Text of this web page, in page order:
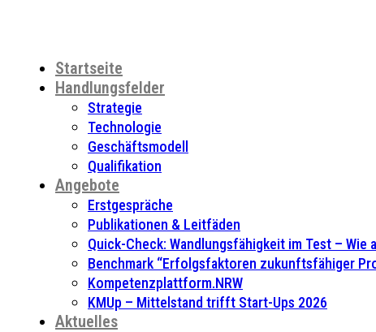
Startseite
Handlungsfelder
Strategie
Technologie
Geschäftsmodell
Qualifikation
Angebote
Erstgespräche
Publikationen & Leitfäden
Quick-Check: Wandlungsfähigkeit im Test – Wie
Benchmark “Erfolgsfaktoren zukunftsfähiger
Kompetenzplattform.NRW
KMUp – Mittelstand trifft Start-Ups 2026
Aktuelles